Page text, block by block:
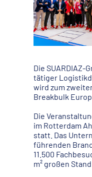
Die SUARDIAZ-
tätiger
wird zum
Breakbulk
Die
im Rotterdam
statt. Das
führenden
11.500
m² großen